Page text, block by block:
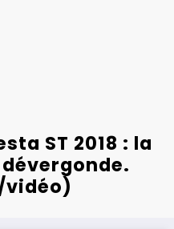
ST 2018 : la